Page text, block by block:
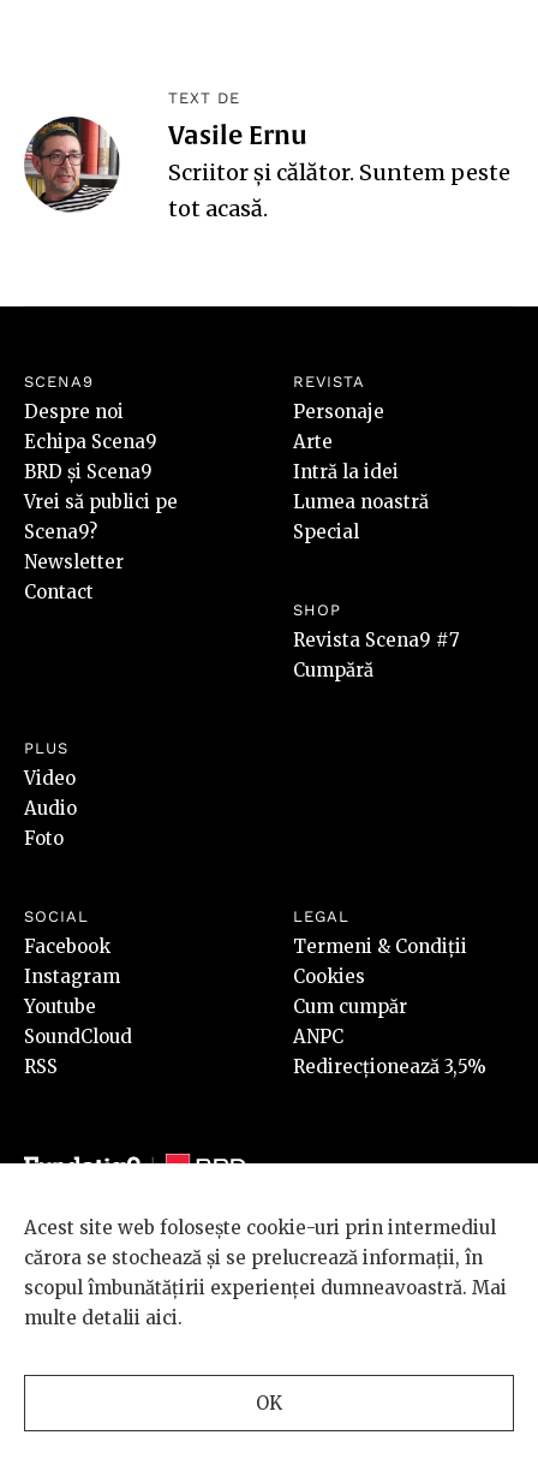
TEXT DE
Vasile Ernu
Scriitor și călător. Suntem peste
tot acasă.
SCENA9
Despre noi
Echipa Scena9
BRD și Scena9
Vrei să publici pe
Scena9?
Newsletter
Contact
REVISTA
Personaje
Arte
Intră la idei
Lumea noastră
Special
SHOP
Revista Scena9 #7
Cumpără
PLUS
Video
Audio
Foto
SOCIAL
Facebook
Instagram
Youtube
SoundCloud
RSS
LEGAL
Termeni & Condiții
Cookies
Cum cumpăr
ANPC
Redirecționează 3,5%
© 2026 BRD Groupe Société Générale, toate drepturile rezervate.
Scena 9 este un proiect sustinut de
BRD GROUPE SOCIÉTÉ
GÉNÉRALE
Acest site web folosește cookie-uri prin intermediul
cărora se stochează și se prelucrează informații, în
scopul îmbunătățirii experienței dumneavoastră. Mai
multe detalii aici.
OK